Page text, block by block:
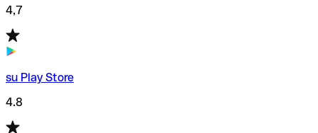
4,7
su Play Store
4.8